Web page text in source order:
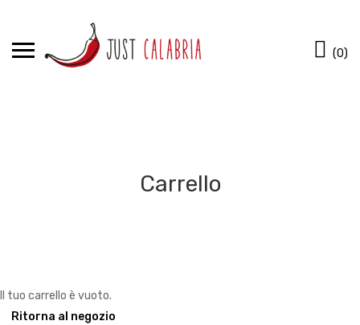
content
(0)
Carrello
Il tuo carrello è vuoto.
Ritorna al negozio
CONCLUDI L’ORDINE
INSERENDO